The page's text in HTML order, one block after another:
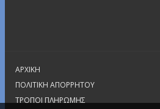
ΑΡΧΙΚΉ
ΠΟΛΙΤΙΚΉ ΑΠΟΡΡΉΤΟΥ
ΤΡΌΠΟΙ ΠΛΗΡΩΜΉΣ